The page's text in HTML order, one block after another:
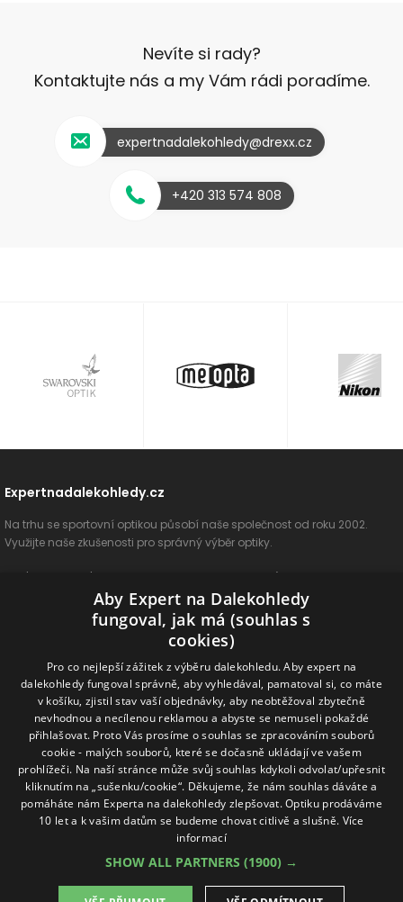
Nevíte si rady?
Kontaktujte nás a my Vám rádi poradíme.
expertnadalekohledy@drexx.cz
+420 313 574 808
Expertnadalekohledy.cz
Na trhu se sportovní optikou působí naše společnost od roku 2002.
Využijte naše zkušenosti pro správný výběr optiky.
O nás Vše o nákupu Poradenství
Ochrana osobních údajů ODSTOUPIT OD SMLOUVY
Dalekohledy Spektivy Dálkoměry Příslušenství Naše značky
Sledujte nás na sociálních sítích
ExpertNaDalekohledy
Aby Expert na Dalekohledy
fungoval, jak má (souhlas s
cookies)
Pro co nejlepší zážitek z výběru dalekohledu. Aby expert na
dalekohledy fungoval správně, aby vyhledával, pamatoval si, co máte
v košíku, zjistil stav vaší objednávky, aby neobtěžoval zbytečně
nevhodnou a necílenou reklamou a abyste se nemuseli pokaždé
přihlašovat. Proto Vás prosíme o souhlas se zpracováním souborů
cookie - malých souborů, které se dočasně ukládají ve vašem
prohlížeči. Na naší stránce může svůj souhlas kdykoli odvolat/upřesnit
kliknutím na „sušenku/cookie“. Děkujeme, že nám souhlas dáváte a
pomáháte nám Experta na dalekohledy zlepšovat. Optiku prodáváme
10 let a k vašim datům se budeme chovat citlivě a slušně. Více
informací
SHOW ALL PARTNERS (1900) →